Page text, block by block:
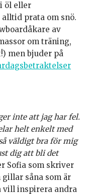
öl eller
prata om snö.
av
om träning,
men bjuder på
inte att jag har fel.
helt enkelt med
väldigt bra för mig
dig att bli det
Sofia som skriver
gillar såna som är
vill inspirera andra